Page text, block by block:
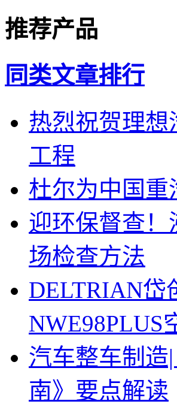
推荐产品
同类文章排行
热烈祝贺理
工程
杜尔为中国
迎环保督查
场检查方法
DELTRIAN
NWE98PLUS
汽车整车制造
南》要点解读